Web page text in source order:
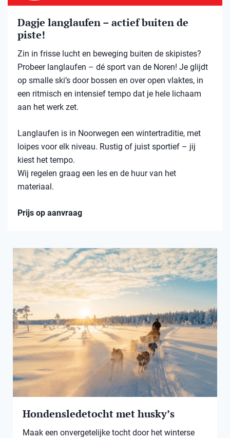
Dagje langlaufen – actief buiten de
piste!
Zin in frisse lucht en beweging buiten de skipistes?
Probeer langlaufen – dé sport van de Noren! Je glijdt
op smalle ski’s door bossen en over open vlaktes, in
een ritmisch en intensief tempo dat je hele lichaam
aan het werk zet.
Langlaufen is in Noorwegen een wintertraditie, met
loipes voor elk niveau. Rustig of juist sportief – jij
kiest het tempo.
Wij regelen graag een les en de huur van het
materiaal.
Prijs op aanvraag
Hondensledetocht met husky’s
Maak een onvergetelijke tocht door het winterse